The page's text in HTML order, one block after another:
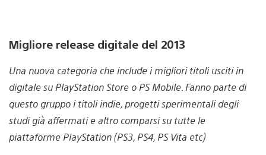
Migliore release digitale del 2013
Una nuova categoria che include i migliori titoli usciti in
digitale su PlayStation Store o PS Mobile. Fanno parte di
questo gruppo i titoli indie, progetti sperimentali degli
studi già affermati e altro comparsi su tutte le
piattaforme PlayStation (PS3, PS4, PS Vita etc)